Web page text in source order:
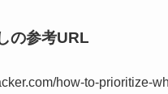
の参考URL
how-to-prioritize-